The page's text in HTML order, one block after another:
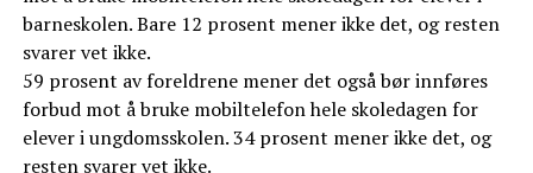
barneskolen. Bare 12 prosent mener ikke det, og resten
svarer vet ikke.
59 prosent av foreldrene mener det også bør innføres
forbud mot å bruke mobiltelefon hele skoledagen for
elever i ungdomsskolen. 34 prosent mener ikke det, og
resten svarer vet ikke.